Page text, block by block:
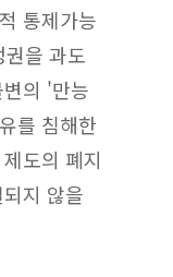
통제가능
을 과도
의 '만능
를 침해한
도의 폐지
지 않을